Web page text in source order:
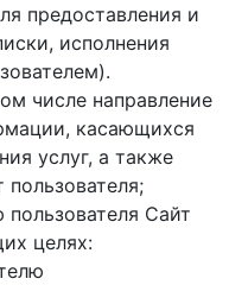
предоставления и
исполнения
числе направление
касающихся
услуг, а также
пользователя;
Сайт
целях: